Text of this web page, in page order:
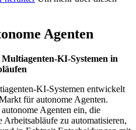
Agenten
KI-Systemen in
KI-Systemen entwickelt
für autonome Agenten.
Agenten ein, die
Arbeitsabläufe zu automatisieren,